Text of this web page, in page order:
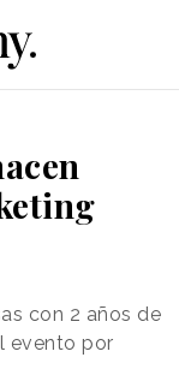
con 2 años de
evento por